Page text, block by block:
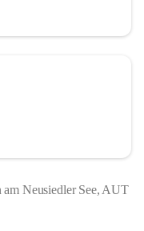
am Neusiedler See, AUT